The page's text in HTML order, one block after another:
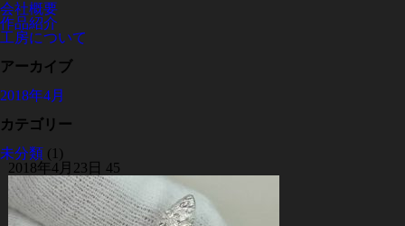
会社概要
作品紹介
工房について
アーカイブ
2018年4月
カテゴリー
未分類 (1)
2018年4月23日 45